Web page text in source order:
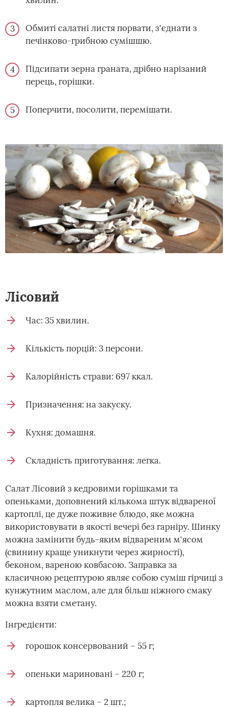
Обмиті салатні листя порвати, з'єднати з
печінково-грибною сумішшю.
Підсипати зерна граната, дрібно нарізаний
перець, горішки.
Поперчити, посолити, перемішати.
Лісовий
Час: 35 хвилин.
Кількість порцій: 3 персони.
Калорійність страви: 697 ккал.
Призначення: на закуску.
Кухня: домашня.
Складність приготування: легка.
Салат Лісовий з кедровими горішками та
опеньками, доповнений кількома штук відвареної
картоплі, це дуже поживне блюдо, яке можна
використовувати в якості вечері без гарніру. Шинку
можна замінити будь-яким відвареним м'ясом
(свинину краще уникнути через жирності),
беконом, вареною ковбасою. Заправка за
класичною рецептурою являє собою суміш гірчиці з
кунжутним маслом, але для більш ніжного смаку
можна взяти сметану.
Інгредієнти:
горошок консервований – 55 г;
опеньки мариновані – 220 г;
картопля велика – 2 шт.;